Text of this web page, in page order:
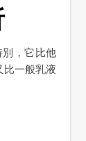
別，它比他
一般乳液